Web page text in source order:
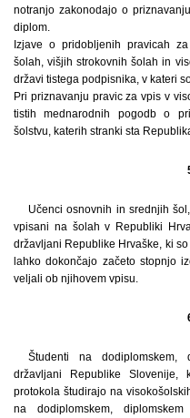
notranjo zakonodajo o
diplom.
Izjave o pridobljenih pravicah
šolah, višjih strokovnih šolah in
državi tistega podpisnika, v kateri
Pri priznavanju pravic za vpis v
tistih mednarodnih pogodb o
šolstvu, katerih stranki sta
Učenci osnovnih in srednjih
vpisani na šolah v Republiki
državljani Republike Hrvaške, ki
lahko dokončajo začeto stopnjo
veljali ob njihovem vpisu.
Študenti na dodiplomskem,
državljani Republike
protokola študirajo na
na dodiplomskem,